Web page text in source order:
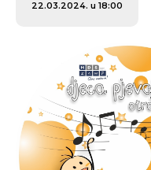
22.03.2024. u 18:00